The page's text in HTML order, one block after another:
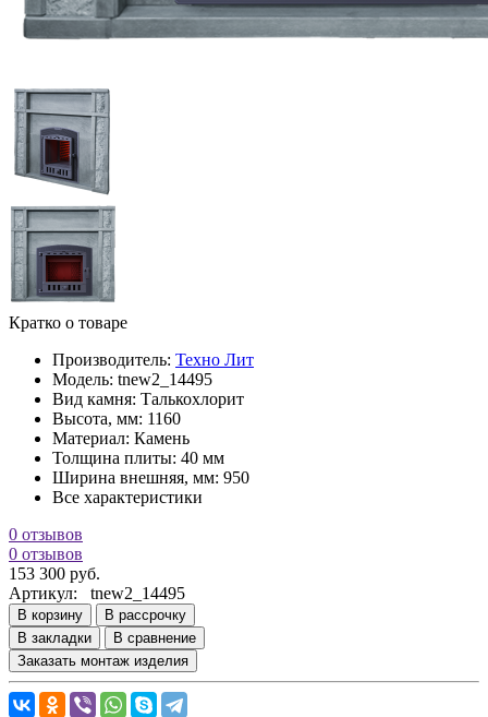
Кратко о товаре
Производитель: Техно Лит
Модель: tnew2_14495
Вид камня: Талькохлорит
Высота, мм: 1160
Материал: Камень
Толщина плиты: 40 мм
Ширина внешняя, мм: 950
Все характеристики
0 отзывов
0 отзывов
153 300 руб.
Артикул: tnew2_14495
В корзину
В рассрочку
В закладки
В сравнение
Заказать монтаж изделия